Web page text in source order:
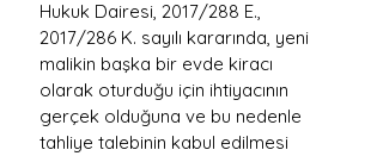
Hukuk Dairesi, 2017/288 E.,
2017/286 K. sayılı kararında, yeni
malikin başka bir evde kiracı
olarak oturduğu için ihtiyacının
gerçek olduğuna ve bu nedenle
tahliye talebinin kabul edilmesi